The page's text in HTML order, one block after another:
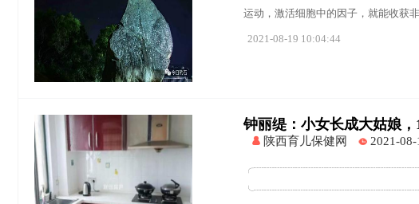
运动，激活细胞中的因子，就能收获
2021-08-19 10:04:44
钟丽缇：小女长成大姑娘
陕西育儿保健网 2021-08-
╭┈┈┈┈┈┈┈┈┈┈┈┈┈┈┈┈╮ 【晓
╰┈┈┈┈┈┈┈┈┈┈┈┈┈┈┈┈╯ Cayla